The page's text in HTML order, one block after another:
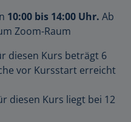
10:00 bis 14:00 Uhr. Ab
Zoom-Raum
diesen Kurs beträgt 6
vor Kursstart erreicht
diesen Kurs liegt bei 12